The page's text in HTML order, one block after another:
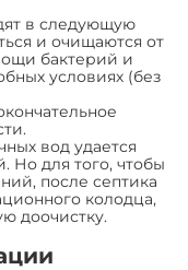
в следующую
и очищаются от
бактерий и
условиях (без
вод удается
Но для того, чтобы
после септика
колодца,
доочистку.